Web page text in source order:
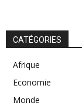
CATÉGORIES
Afrique
Economie
Monde